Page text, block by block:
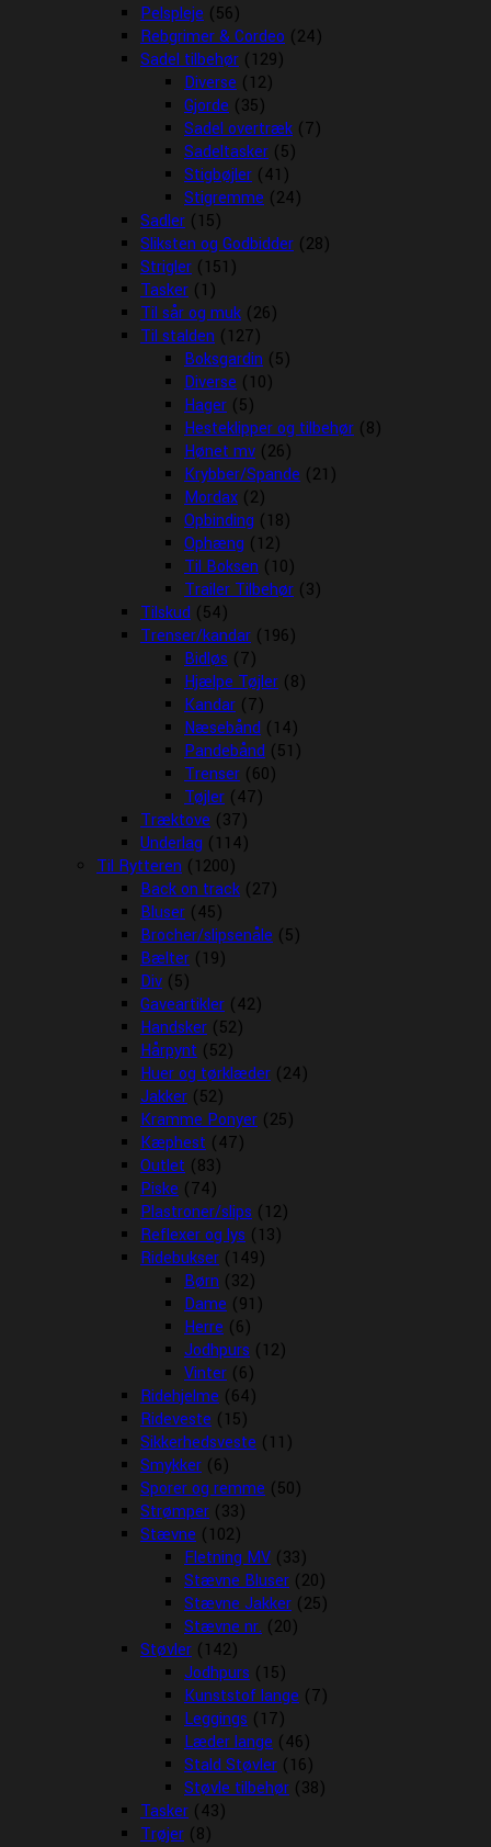
Pelspleje (56)
Rebgrimer & Cordeo (24)
Sadel tilbehør (129)
Diverse (12)
Gjorde (35)
Sadel overtræk (7)
Sadeltasker (5)
Stigbøjler (41)
Stigremme (24)
Sadler (15)
Sliksten og Godbidder (28)
Strigler (151)
Tasker (1)
Til sår og muk (26)
Til stalden (127)
Boksgardin (5)
Diverse (10)
Hager (5)
Hesteklipper og tilbehør (8)
Hønet mv (26)
Krybber/Spande (21)
Mordax (2)
Opbinding (18)
Ophæng (12)
Til Boksen (10)
Trailer Tilbehør (3)
Tilskud (54)
Trenser/kandar (196)
Bidløs (7)
Hjælpe Tøjler (8)
Kandar (7)
Næsebånd (14)
Pandebånd (51)
Trenser (60)
Tøjler (47)
Træktove (37)
Underlag (114)
Til Rytteren (1200)
Back on track (27)
Bluser (45)
Brocher/slipsenåle (5)
Bælter (19)
Div (5)
Gaveartikler (42)
Handsker (52)
Hårpynt (52)
Huer og tørklæder (24)
Jakker (52)
Kramme Ponyer (25)
Kæphest (47)
Outlet (83)
Piske (74)
Plastroner/slips (12)
Reflexer og lys (13)
Ridebukser (149)
Børn (32)
Dame (91)
Herre (6)
Jodhpurs (12)
Vinter (6)
Ridehjelme (64)
Rideveste (15)
Sikkerhedsveste (11)
Smykker (6)
Sporer og remme (50)
Strømper (33)
Stævne (102)
Fletning MV (33)
Stævne Bluser (20)
Stævne Jakker (25)
Stævne nr. (20)
Støvler (142)
Jodhpurs (15)
Kunststof lange (7)
Leggings (17)
Læder lange (46)
Stald Støvler (16)
Støvle tilbehør (38)
Tasker (43)
Trøjer (8)